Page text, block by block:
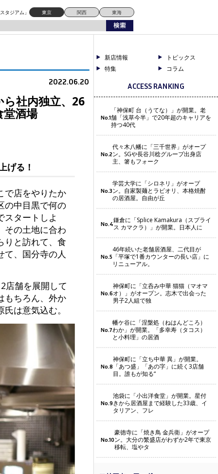
タジアム」 東京 関西 東海
2022.06.20
社内独立、26
酒場
げる！
で店をやりたか
の中目黒で何の
スタートしよ
その土地に合わ
りと訪れて、食
て、国分寺の人
店舗を展開して
もちろん、外か
は意気込む。
新店情報
トピックス
特集
コラム
ACCESS RANKING
No.1
「神保町 台（うてな）」が開業。老
舗「浅草今半」で20年超のキャリアを
持つ40代
No.2
代々木八幡に「三千世界」がオープ
ン。SGや長谷川稔グループ出身店
主、箸もフォーク
No.3
学芸大学に「シロネリ」がオープ
ン。自家製麺とラビオリ、本格焼酎
の居酒屋。自由が丘
No.4鎌倉に「Splice Kamakura（スプライ
ス カマクラ）」が開業。日本人に
No.5
46年続いた老舗居酒屋、二代目が
「平塚で1番カウンターの長い店」に
リニューアル。
No.6
神保町に「立呑み中華 猫猫（マオマ
オ）」がオープン。志木で出会った
男子2人組で独
No.7
幡ケ谷に「涅槃処（ねはんどころ）
わか」が開業。「多幸寿（タコス）
と小料理」の居酒
No.8
神保町に「立ち中華 異」が開業。
「あつ盛」「あの字」に続く3店舗
目。誰もが知る“
No.9
池袋に「小出洋食堂」が開業。星付
きから居酒屋まで経験した33歳、イ
タリアン、フレ
No.10
豪徳寺に「焼き鳥 金兵衛」がオープ
ン。大分の繁盛店がわずか2年で東京
移転、塩やタ